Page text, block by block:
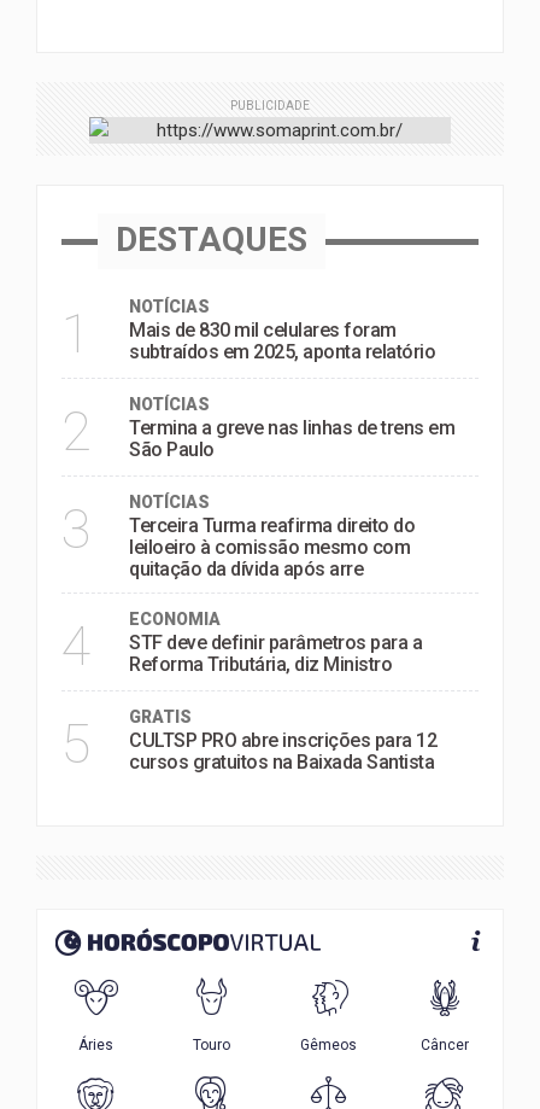
PUBLICIDADE
DESTAQUES
1 NOTÍCIAS
Mais de 830 mil celulares foram
subtraídos em 2025, aponta relatório
2 NOTÍCIAS
Termina a greve nas linhas de trens em
São Paulo
3 NOTÍCIAS
Terceira Turma reafirma direito do
leiloeiro à comissão mesmo com
quitação da dívida após arre
4 ECONOMIA
STF deve definir parâmetros para a
Reforma Tributária, diz Ministro
5 GRATIS
CULTSP PRO abre inscrições para 12
cursos gratuitos na Baixada Santista